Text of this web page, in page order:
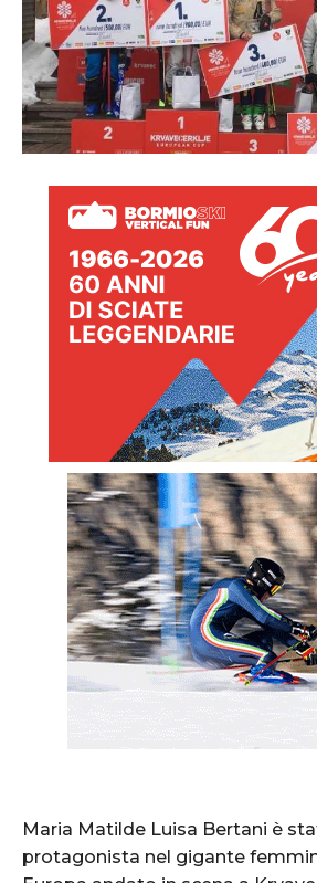
Maria Matilde Luisa Bertani è
protagonista nel gigante